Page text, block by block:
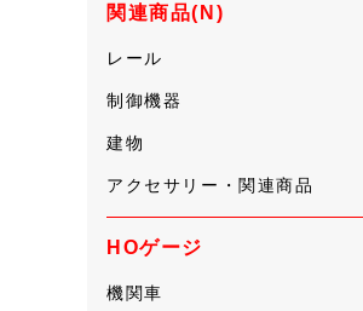
関連商品(N)
レール
制御機器
建物
アクセサリー・関連商品
HOゲージ
機関車